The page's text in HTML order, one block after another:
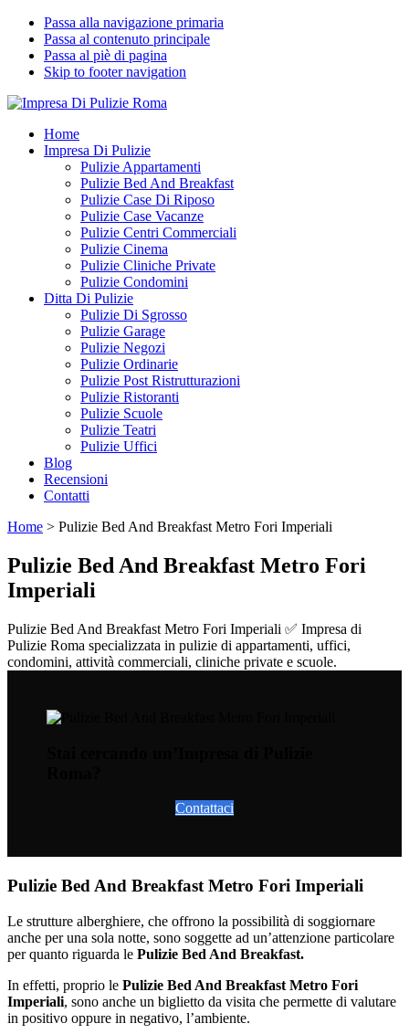
Passa alla navigazione primaria
Passa al contenuto principale
Passa al piè di pagina
Skip to footer navigation
Impresa Di Pulizie Roma
✅ Abitazioni e Attività Commerciali
Home
Impresa Di Pulizie
Pulizie Appartamenti
Pulizie Bed And Breakfast
Pulizie Case Di Riposo
Pulizie Case Vacanze
Pulizie Centri Commerciali
Pulizie Cinema
Pulizie Cliniche Private
Pulizie Condomini
Ditta Di Pulizie
Pulizie Di Sgrosso
Pulizie Garage
Pulizie Negozi
Pulizie Ordinarie
Pulizie Post Ristrutturazioni
Pulizie Ristoranti
Pulizie Scuole
Pulizie Teatri
Pulizie Uffici
Blog
Recensioni
Contatti
Home > Pulizie Bed And Breakfast Metro Fori Imperiali
Pulizie Bed And Breakfast Metro Fori
Imperiali
Pulizie Bed And Breakfast Metro Fori Imperiali ✅ Impresa di
Pulizie Roma specializzata in pulizie di appartamenti, uffici,
condomini, attività commerciali, cliniche private e scuole.
Contattaci
Pulizie Bed And Breakfast Metro Fori Imperiali
Le strutture alberghiere, che offrono la possibilità di soggiornare
anche per una sola notte, sono soggette ad un’attenzione particolare
per quanto riguarda le Pulizie Bed And Breakfast.
In effetti, proprio le Pulizie Bed And Breakfast Metro Fori
Imperiali, sono anche un biglietto da visita che permette di valutare
in positivo oppure in negativo, l’ambiente.